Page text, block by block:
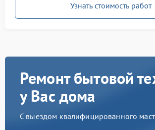
Узнать стоимость работ
Ремонт бытовой
у Вас дома
С выездом квалифицированного